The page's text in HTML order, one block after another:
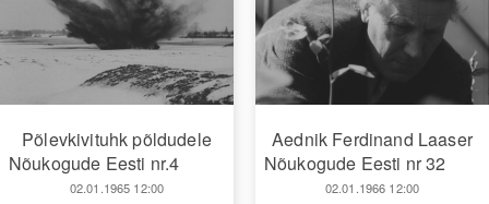
Põlevkivituhk põldudele
Nõukogude Eesti nr.4
02.01.1965 12:00
Aednik Ferdinand Laaser
Nõukogude Eesti nr 32
02.01.1966 12:00